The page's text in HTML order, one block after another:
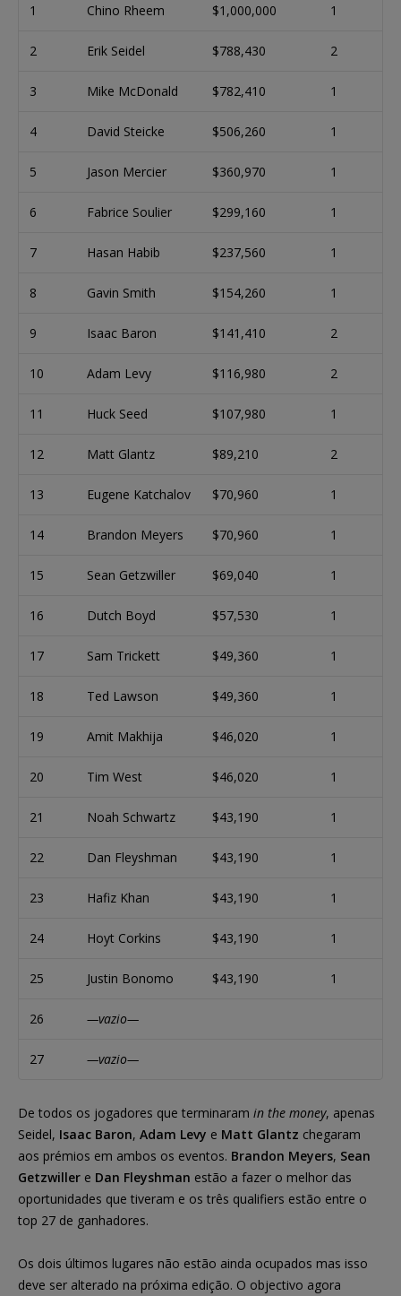
1 Chino Rheem $1,000,000 1
2 Erik Seidel $788,430 2
3 Mike McDonald $782,410 1
4 David Steicke $506,260 1
5 Jason Mercier $360,970 1
6 Fabrice Soulier $299,160 1
7 Hasan Habib $237,560 1
8 Gavin Smith $154,260 1
9 Isaac Baron $141,410 2
10 Adam Levy $116,980 2
11 Huck Seed $107,980 1
12 Matt Glantz $89,210 2
13 Eugene Katchalov $70,960 1
14 Brandon Meyers $70,960 1
15 Sean Getzwiller $69,040 1
16 Dutch Boyd $57,530 1
17 Sam Trickett $49,360 1
18 Ted Lawson $49,360 1
19 Amit Makhija $46,020 1
20 Tim West $46,020 1
21 Noah Schwartz $43,190 1
22 Dan Fleyshman $43,190 1
23 Hafiz Khan $43,190 1
24 Hoyt Corkins $43,190 1
25 Justin Bonomo $43,190 1
26 —vazio—
27 —vazio—
De todos os jogadores que terminaram in the money, apenas
Seidel, Isaac Baron, Adam Levy e Matt Glantz chegaram
aos prémios em ambos os eventos. Brandon Meyers, Sean
Getzwiller e Dan Fleyshman estão a fazer o melhor das
oportunidades que tiveram e os três qualifiers estão entre o
top 27 de ganhadores.
Os dois últimos lugares não estão ainda ocupados mas isso
deve ser alterado na próxima edição. O objectivo agora